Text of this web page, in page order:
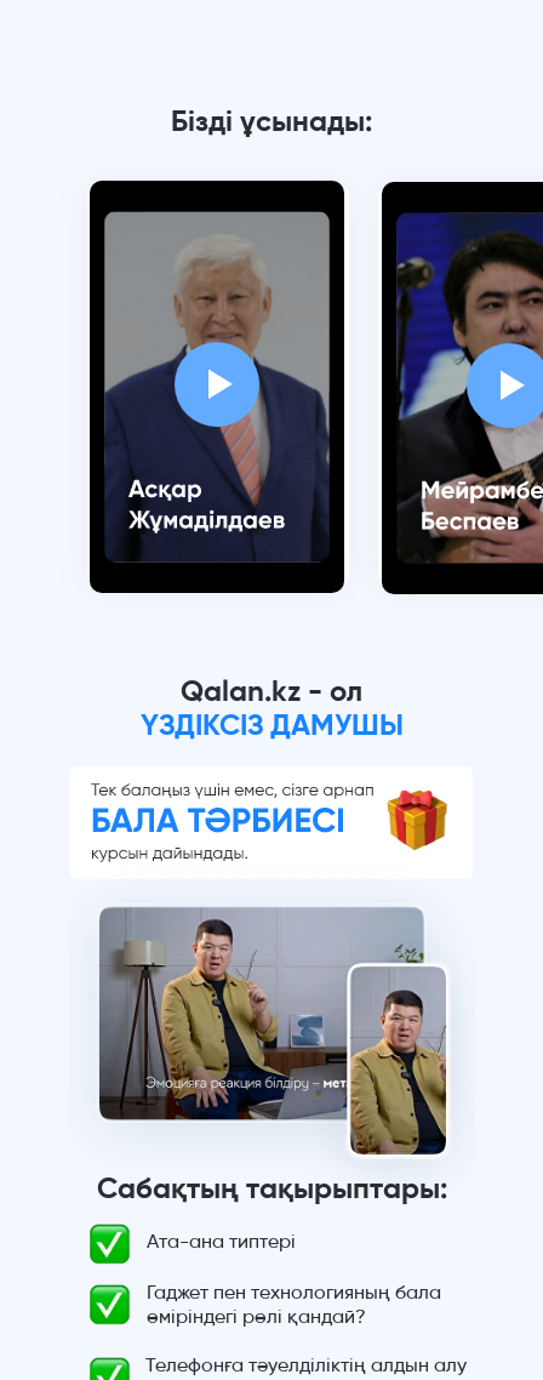
Бізді ұсынады:
Qalan.kz - ол
ҮЗДІКСІЗ ДАМУШЫ
Телефонға тәуелділіктің алдын алу
Гаджет пен технологияның бала
өміріндегі рөлі қандай?
Ата-ана типтері
Сабақтың тақырыптары: